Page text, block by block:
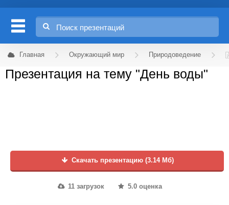
Главная Окружающий мир Природоведение
Презентация на тему "День воды"
Скачать презентацию (3.14 Мб)
11 загрузок 5.0 оценка